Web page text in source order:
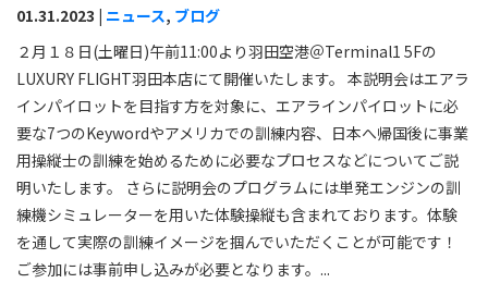
01.31.2023 | ニュース, ブログ
２月１８日(土曜日)午前11:00より羽田空港＠Terminal1 5Fの
LUXURY FLIGHT羽田本店にて開催いたします。 本説明会はエアラ
インパイロットを目指す方を対象に、エアラインパイロットに必
要な7つのKeywordやアメリカでの訓練内容、日本へ帰国後に事業
用操縦士の訓練を始めるために必要なプロセスなどについてご説
明いたします。 さらに説明会のプログラムには単発エンジンの訓
練機シミュレーターを用いた体験操縦も含まれております。体験
を通して実際の訓練イメージを掴んでいただくことが可能です！
ご参加には事前申し込みが必要となります。...